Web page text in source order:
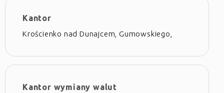
Kantor
Krościenko nad Dunajcem, Gumowskiego,
Kantor wymiany walut